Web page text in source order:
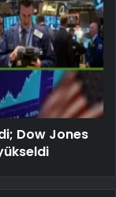
Dow Jones